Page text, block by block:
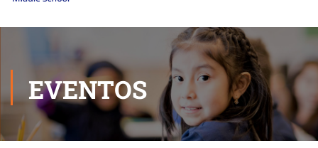
EVENTOS